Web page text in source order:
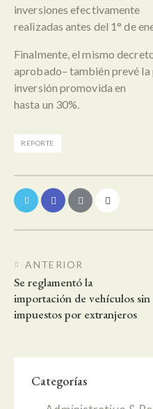
inversiones efectivamente
realizadas antes del 1° de
Finalmente, el mismo
aprobado– también prevé
inversión promovida en
hasta un 30%.
REPORTE
Navegación de entradas
ANTERIOR
Se reglamentó la
importación de vehículos sin
impuestos por extranjeros
Categorías